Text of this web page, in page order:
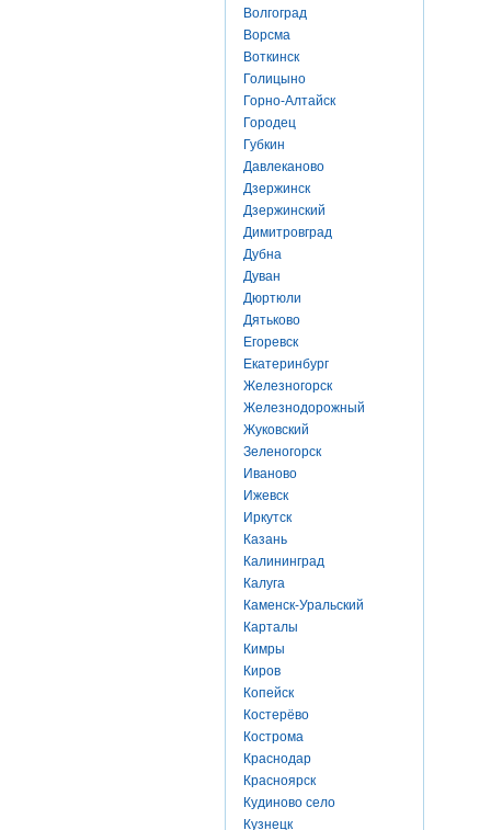
Волгоград
Ворсма
Воткинск
Голицыно
Горно-Алтайск
Городец
Губкин
Давлеканово
Дзержинск
Дзержинский
Димитровград
Дубна
Дуван
Дюртюли
Дятьково
Егоревск
Екатеринбург
Железногорск
Железнодорожный
Жуковский
Зеленогорск
Иваново
Ижевск
Иркутск
Казань
Калининград
Калуга
Каменск-Уральский
Карталы
Кимры
Киров
Копейск
Костерёво
Кострома
Краснодар
Красноярск
Кудиново село
Кузнецк